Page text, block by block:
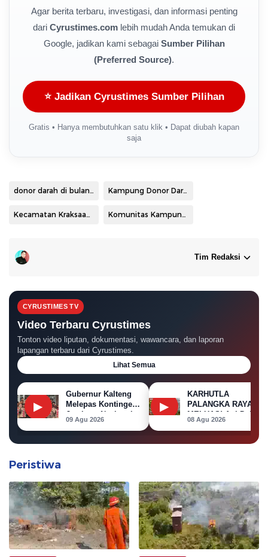
Agar berita terbaru, investigasi, dan informasi penting
dari Cyrustimes.com lebih mudah Anda temukan di
Google, jadikan kami sebagai Sumber Pilihan
(Preferred Source).
⭐ Jadikan Cyrustimes Sumber Pilihan
Gratis • Hanya membutuhkan satu klik • Dapat diubah kapan
saja
donor darah di bulan suci Ramadhan. Kampung Donor Darah (DoRa) Wisma Pengadengan Sejahtera (WPS)
Kecamatan Kraksaan Kabupaten Probolinggo Komunitas Kampung DoRa WPS.
Tim Redaksi
CYRUSTIMES TV
Video Terbaru Cyrustimes
Tonton video liputan, dokumentasi, wawancara, dan laporan
lapangan terbaru dari Cyrustimes.
Lihat Semua
▶
Gubernur Kalteng
Melepas Kontingen
Jambore Nasional
XII 2026
09 Agu 2026
▶
KARHUTLA
PALANGKA RAYA
MELUAS! Api Dekati
Permukiman, Rumah
di Jalan Kalibata
Terbakar
08 Agu 2026
Peristiwa